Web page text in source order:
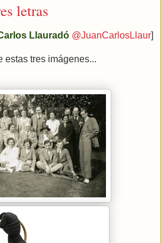
letras
Llauradó @JuanCarlosLlaur]
estas tres imágenes...